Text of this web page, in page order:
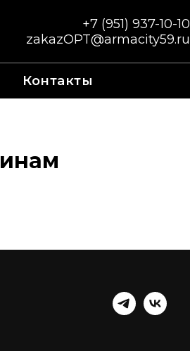
+7 (951) 937-10-10
zakazOPT@armacity59.ru
Контакты